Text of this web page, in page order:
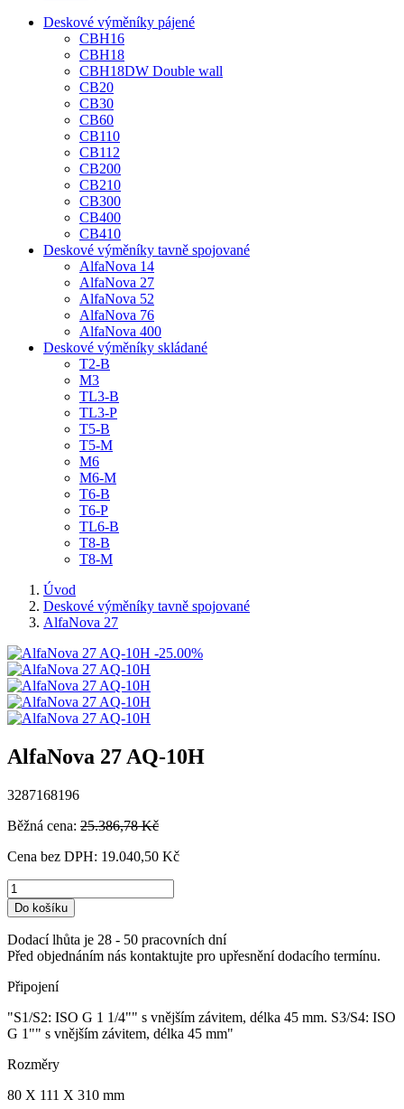
Deskové výměníky pájené
CBH16
CBH18
CBH18DW Double wall
CB20
CB30
CB60
CB110
CB112
CB200
CB210
CB300
CB400
CB410
Deskové výměníky tavně spojované
AlfaNova 14
AlfaNova 27
AlfaNova 52
AlfaNova 76
AlfaNova 400
Deskové výměníky skládané
T2-B
M3
TL3-B
TL3-P
T5-B
T5-M
M6
M6-M
T6-B
T6-P
TL6-B
T8-B
T8-M
Úvod
Deskové výměníky tavně spojované
AlfaNova 27
-25.00%
AlfaNova 27 AQ-10H
3287168196
Běžná cena: 25.386,78 Kč
Cena bez DPH: 19.040,50 Kč
Do košíku
Dodací lhůta je 28 - 50 pracovních dní
Před objednáním nás kontaktujte pro upřesnění dodacího termínu.
Připojení
"S1/S2: ISO G 1 1/4"" s vnějším závitem, délka 45 mm. S3/S4: ISO
G 1"" s vnějším závitem, délka 45 mm"
Rozměry
80 X 111 X 310 mm